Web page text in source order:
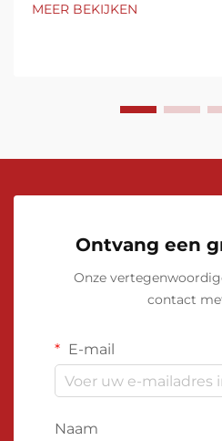
geïnvesteerd in een
MEER BEKIJKEN
Ontvang een
Onze
contact
E-mail
Naam